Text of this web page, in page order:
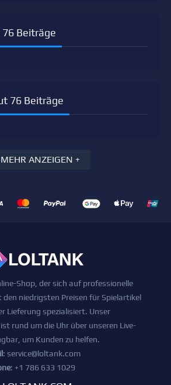
Beiträge
76 Beiträge
MEHR ANZEIGEN +
Shop, der sich auf professionelle
den niedrigsten Preisen für Spielartikel
Lieferung spezialisiert. Unser
rund um die Uhr über unseren Live-
um Kunden zu helfen.
: service@loltank.com
: +1 786 633 1029